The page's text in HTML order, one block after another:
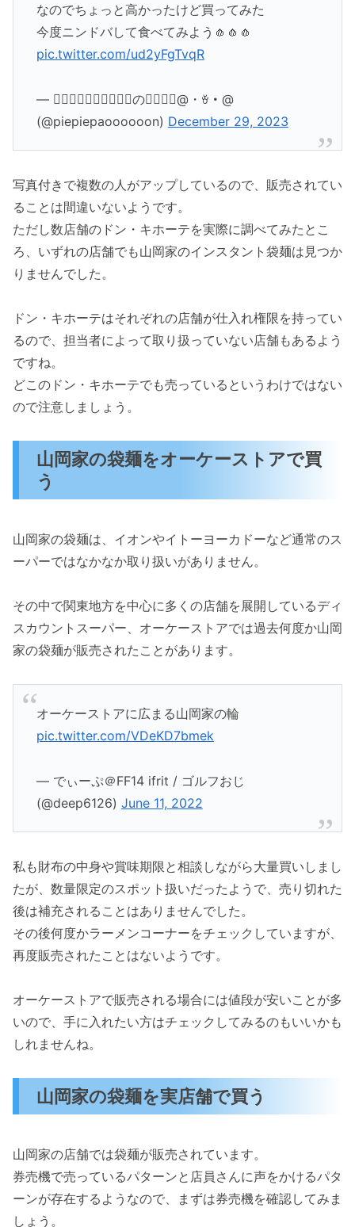
なのでちょっと高かったけど買ってみた
今度ニンドバして食べてみよう🧄🧄🧄
pic.twitter.com/ud2yFgTvqR
— お⃣ひ⃣つ⃣じ⃣座⃣の八⃝木⃝@・ꈊ・@
(@piepiepaoooooon) December 29, 2023
写真付きで複数の人がアップしているので、販売されてい
ることは間違いないようです。
ただし数店舗のドン・キホーテを実際に調べてみたとこ
ろ、いずれの店舗でも山岡家のインスタント袋麺は見つか
りませんでした。
ドン・キホーテはそれぞれの店舗が仕入れ権限を持ってい
るので、担当者によって取り扱っていない店舗もあるよう
ですね。
どこのドン・キホーテでも売っているというわけではない
ので注意しましょう。
山岡家の袋麺をオーケーストアで買
う
山岡家の袋麺は、イオンやイトーヨーカドーなど通常のス
ーパーではなかなか取り扱いがありません。
その中で関東地方を中心に多くの店舗を展開しているディ
スカウントスーパー、オーケーストアでは過去何度か山岡
家の袋麺が販売されたことがあります。
オーケーストアに広まる山岡家の輪
pic.twitter.com/VDeKD7bmek
— でぃーぷ＠FF14 ifrit / ゴルフおじ
(@deep6126) June 11, 2022
私も財布の中身や賞味期限と相談しながら大量買いしまし
たが、数量限定のスポット扱いだったようで、売り切れた
後は補充されることはありませんでした。
その後何度かラーメンコーナーをチェックしていますが、
再度販売されたことはないようです。
オーケーストアで販売される場合には値段が安いことが多
いので、手に入れたい方はチェックしてみるのもいいかも
しれませんね。
山岡家の袋麺を実店舗で買う
山岡家の店舗では袋麺が販売されています。
券売機で売っているパターンと店員さんに声をかけるパタ
ーンが存在するようなので、まずは券売機を確認してみま
しょう。